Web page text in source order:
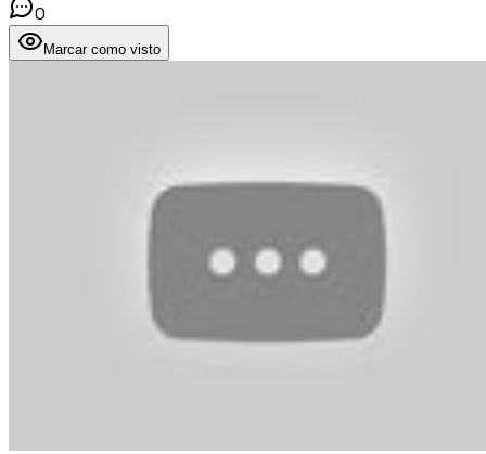
0
Marcar como visto